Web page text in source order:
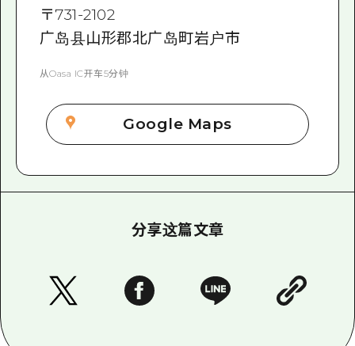
〒731-2102
广岛县山形郡北广岛町岩户市
从Oasa IC开车5分钟
Google Maps
分享这篇文章